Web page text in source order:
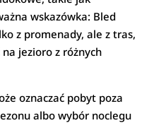
wskazówka: Bled
z promenady, ale z tras,
jezioro z różnych
oznaczać pobyt poza
albo wybór noclegu